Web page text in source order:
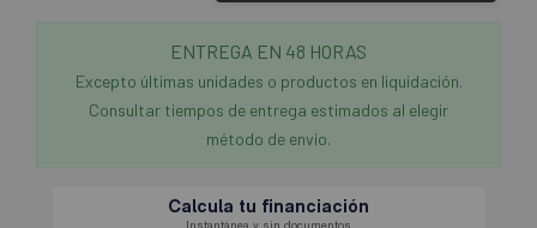
ENTREGA EN 48 HORAS
Excepto últimas unidades o productos en liquidación.
Consultar tiempos de entrega estimados al elegir
método de envío.